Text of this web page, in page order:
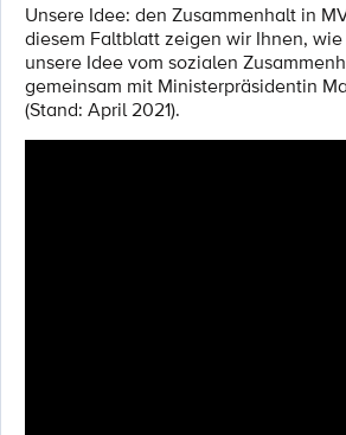
Unsere Idee: den Zusammenhalt in
diesem Faltblatt zeigen wir Ihnen, wie
unsere Idee vom sozialen
gemeinsam mit Ministerpräsidentin
(Stand: April 2021).